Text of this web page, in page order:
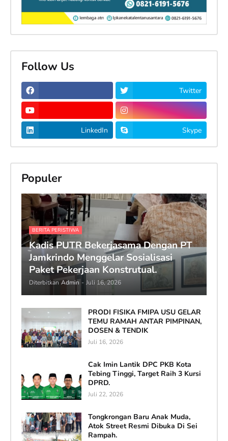
Follow Us
Twitter
LinkedIn Skype
Populer
BERITA PERISTIWA
Kadis PUTR Bekerjasama Dengan PT
Jamkrindo Menggelar Sosialisasi
Paket Pekerjaan Konstrutual.
Diterbitkan Admin - Juli 16, 2026
PRODI FISIKA FMIPA USU GELAR
TEMU RAMAH ANTAR PIMPINAN,
DOSEN & TENDIK
Juli 16, 2026
Cak Imin Lantik DPC PKB Kota
Tebing Tinggi, Target Raih 3 Kursi
DPRD.
Juli 22, 2026
Tongkrongan Baru Anak Muda,
Atok Street Resmi Dibuka Di Sei
Rampah.